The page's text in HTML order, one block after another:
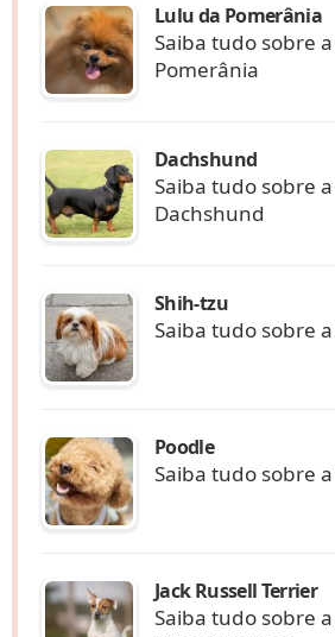
Lulu da Pomerânia
Saiba tudo sobre
Pomerânia
Dachshund
Saiba tudo sobre
Dachshund
Shih-tzu
Saiba tudo sobre
Poodle
Saiba tudo sobre
Jack Russell Terrier
Saiba tudo sobre a